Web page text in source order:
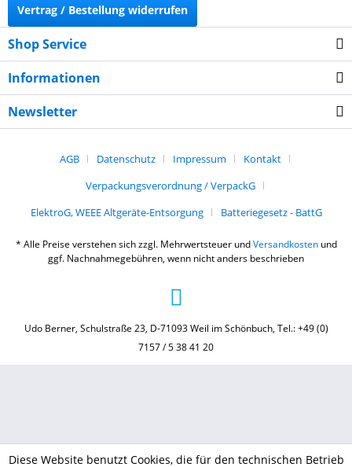
Vertrag / Bestellung widerrufen
Shop Service
Informationen
Newsletter
AGB Datenschutz Impressum
Kontakt
Verpackungsverordnung / VerpackG
ElektroG, WEEE Altgeräte-Entsorgung
Batteriegesetz - BattG
* Alle Preise verstehen sich zzgl. Mehrwertsteuer undVersandkostenund
ggf. Nachnahmegebühren, wenn nicht anders beschrieben
Udo Berner, Schulstraße 23, D-71093 Weil im Schönbuch, Tel.: +49 (0)
7157 / 5 38 41 20
Diese Website benutzt Cookies, die für den technischen Betrieb